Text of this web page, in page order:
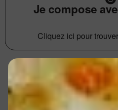
Je compose
Cliquez ici pour